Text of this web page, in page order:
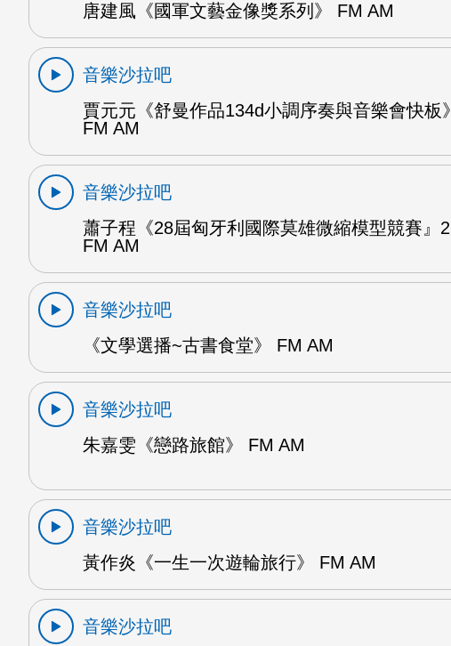
唐建風《國軍文藝金像獎系列》 FM AM
音樂沙拉吧
賈元元《舒曼作品134d小調序奏與音樂會快板》
FM AM
音樂沙拉吧
蕭子程《28屆匈牙利國際莫雄微縮模型競賽』2
FM AM
音樂沙拉吧
《文學選播~古書食堂》 FM AM
音樂沙拉吧
朱嘉雯《戀路旅館》 FM AM
音樂沙拉吧
黃作炎《一生一次遊輪旅行》 FM AM
音樂沙拉吧